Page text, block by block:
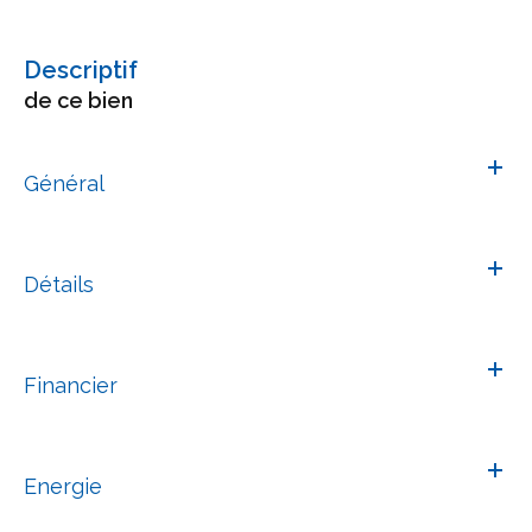
descriptif
de ce bien
Général
Détails
Financier
Energie